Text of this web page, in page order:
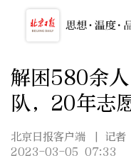
解困580余
队，20年志
北京日报客户端
| 记者
2023-03-05 07:33